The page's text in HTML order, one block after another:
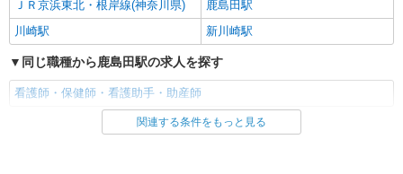
ＪＲ京浜東北・根岸線(神奈川県)
鹿島田駅
川崎駅
新川崎駅
同じ職種から鹿島田駅の求人を探す
看護師・保健師・看護助手・助産師
同じ雇用形態から鹿島田駅の求人を探す
関連する条件をもっと見る